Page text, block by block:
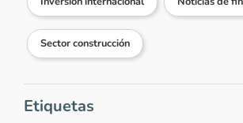
Sector construcción
Etiquetas